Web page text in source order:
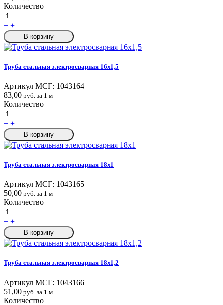
Количество
− +
В корзину
Труба стальная электросварная 16x1,5
Артикул МСГ: 1043164
83,00 руб. за 1 м
Количество
− +
В корзину
Труба стальная электросварная 18x1
Артикул МСГ: 1043165
50,00 руб. за 1 м
Количество
− +
В корзину
Труба стальная электросварная 18x1,2
Артикул МСГ: 1043166
51,00 руб. за 1 м
Количество